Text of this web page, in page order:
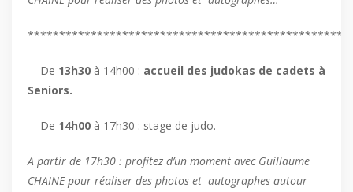
– De 13h30 à 14h00 : accueil des judokas de cadets à
Seniors.
– De 14h00 à 17h30 : stage de judo.
A partir de 17h30 : profitez d’un moment avec Guillaume
CHAINE pour réaliser des photos et autographes autour